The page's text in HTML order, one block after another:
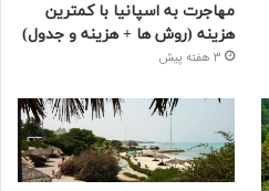
مهاجرت به اسپانیا با کمترین
هزینه (روش ها + هزینه و جدول)
3 هفته پیش